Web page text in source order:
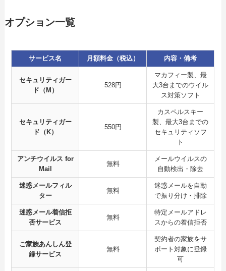
オプション一覧
サービス名 月額料金（税込） 内容・備考
セキュリティガー
ド（M）
528円
マカフィー製、最
大3台までのウイル
ス対策ソフト
セキュリティガー
ド（K）
550円
カスペルスキー
製、最大3台までの
セキュリティソフ
ト
アンチウイルス for
Mail
無料
メールウイルスの
自動検出・除去
迷惑メールフィル
ター
無料
迷惑メールを自動
で振り分け・排除
迷惑メール着信拒
否サービス
無料
特定メールアドレ
スからの着信拒否
ご家族あんしん登
録サービス
無料
契約者の家族をサ
ポート対象に登録
可